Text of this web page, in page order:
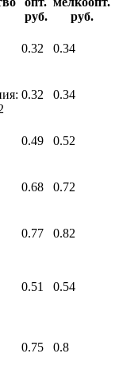
руб.
руб.
0.32 0.34
0.32 0.34
0.49 0.52
0.68 0.72
0.77 0.82
0.51 0.54
0.75 0.8